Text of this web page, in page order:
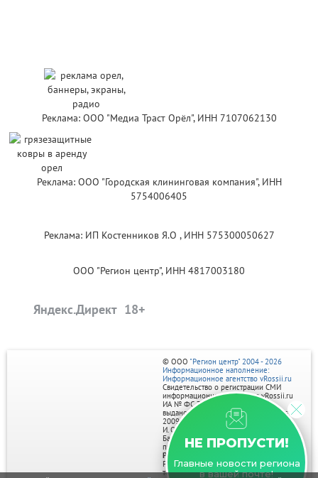
Реклама: ООО "Медиа Траст Орёл", ИНН 7107062130
Реклама: ООО "Городская клининговая компания", ИНН
5754006405
Реклама: ИП Костенников Я.О , ИНН 575300050627
ООО "Регион центр", ИНН 4817003180
Яндекс.Директ
НЕ ПРОПУСТИ!
Главные новости региона
в вашей почте!
© ООО "Регион центр" 2004 - 2026
Информационное наполнение:
Информационное агентство vRossii.ru
Свидетельство о регистрации СМИ
информационного агентства vRossii.ru
ИА № ФС 77‑35502
выдано РОСКОМНАДЗОРом 04 марта
2009г.
И. О. Главного редактора Нарыков А. Н.
Баннеры на портале размещаются на
правах рекламы.
Реклама на портале:
Рекламное агентство "Умный маркетинг"
тел. 7-910-267-70-40,